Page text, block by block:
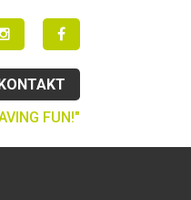
FUN!"